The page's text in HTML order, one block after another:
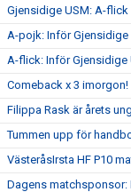
Gjensidige USM: A-
A-pojk: Inför Gjensidige
A-flick: Inför Gjensidige
Comeback x 3 imorgon!
Filippa Rask är årets
Tummen upp för
VästeråsIrsta HF P10
Dagens matchsponsor: